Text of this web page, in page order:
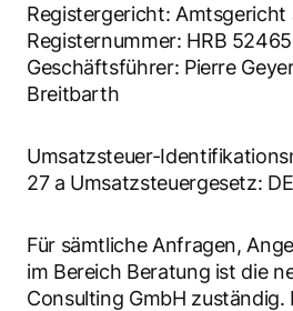
Registergericht: Amtsgericht
Registernummer: HRB
Geschäftsführer: Pierre
Breitbarth
Umsatzsteuer-
27 a Umsatzsteuergesetz:
Für sämtliche Anfragen,
im Bereich Beratung ist die
Consulting GmbH